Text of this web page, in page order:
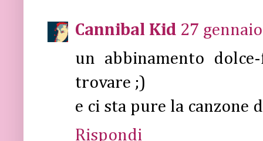
Cannibal Kid 27
un abbinamento
trovare ;)
e ci sta pure la canzone
Rispondi